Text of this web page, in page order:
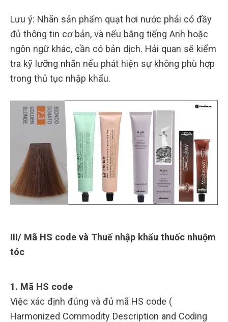
Lưu ý: Nhãn sản phẩm quạt hơi nước phải có đầy
đủ thông tin cơ bản, và nếu bằng tiếng Anh hoặc
ngôn ngữ khác, cần có bản dịch. Hải quan sẽ kiểm
tra kỹ lưỡng nhãn nếu phát hiện sự không phù hợp
trong thủ tục nhập khẩu.
III/ Mã HS code và Thuế nhập khẩu thuốc nhuộm
tóc
1. Mã HS code
Việc xác định đúng và đủ mã HS code (
Harmonized Commodity Description and Coding